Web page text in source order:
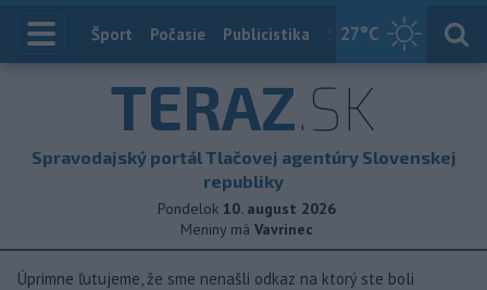
27°C
Index
Šport Počasie Publicistika Slovensko
TERAZ.SK
Spravodajský portál Tlačovej agentúry Slovenskej
republiky
Pondelok 10. august 2026
Meniny má Vavrinec
Úprimne ľutujeme, že sme nenašli odkaz na ktorý ste boli